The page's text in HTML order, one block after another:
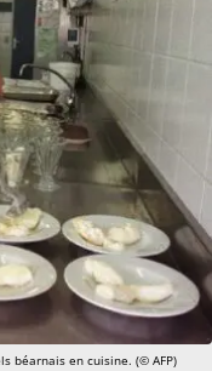
béarnais en cuisine. (© AFP)